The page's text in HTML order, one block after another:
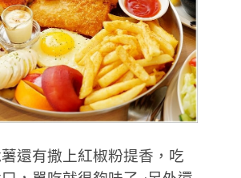
還有撒上紅椒粉提香，吃